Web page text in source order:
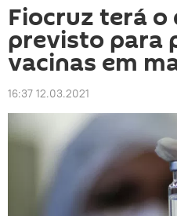
Fiocruz terá o
previsto para
vacinas em
16:37 12.03.2021